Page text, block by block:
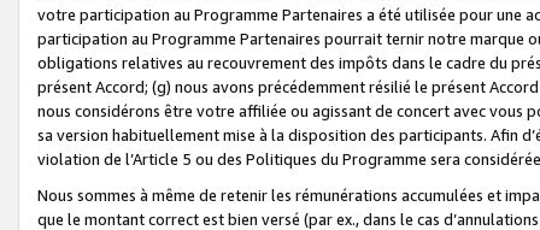
votre participation au Programme Partenaires a été utilisée pour une
participation au Programme Partenaires pourrait ternir notre marque
obligations relatives au recouvrement des impôts dans le cadre du
présent Accord; (g) nous avons précédemment résilié le présent
nous considérons être votre affiliée ou agissant de concert avec vous
sa version habituellement mise à la disposition des participants. Afin
violation de l’Article 5 ou des Politiques du Programme sera
Nous sommes à même de retenir les rémunérations accumulées et
que le montant correct est bien versé (par ex., dans le cas